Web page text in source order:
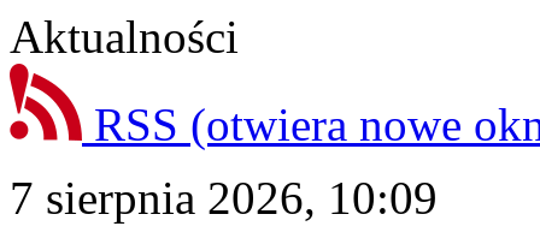
Aktualności
RSS (otwiera nowe
7 sierpnia 2026, 10:09